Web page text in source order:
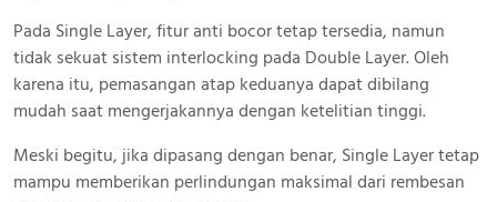
Pada Single Layer, fitur anti bocor tetap tersedia, namun
tidak sekuat sistem interlocking pada Double Layer. Oleh
karena itu, pemasangan atap keduanya dapat dibilang
mudah saat mengerjakannya dengan ketelitian tinggi.
Meski begitu, jika dipasang dengan benar, Single Layer tetap
mampu memberikan perlindungan maksimal dari rembesan